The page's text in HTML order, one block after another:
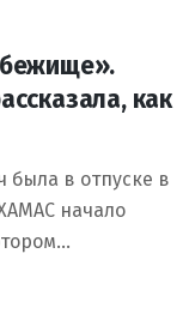
как
была в отпуске в
начало